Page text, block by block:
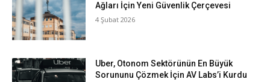
Ağları İçin Yeni Güvenlik Çerçevesi
4 Şubat 2026
Uber, Otonom Sektörünün En Büyük
Sorununu Çözmek İçin AV Labs’i Kurdu